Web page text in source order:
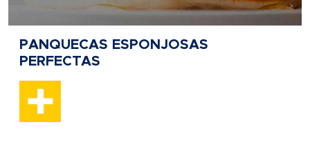
PANQUECAS ESPONJOSAS
PERFECTAS